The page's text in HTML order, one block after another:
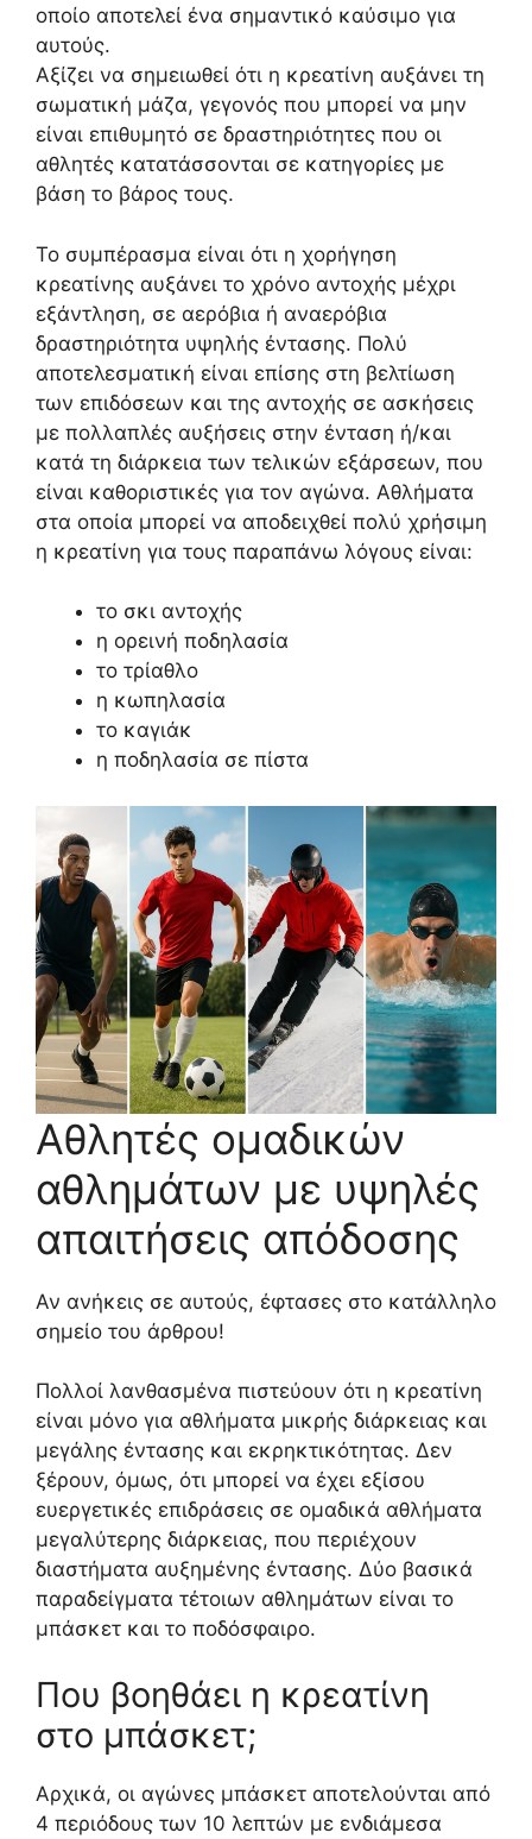
οποίο αποτελεί ένα σημαντικό καύσιμο για
αυτούς.
Αξίζει να σημειωθεί ότι η κρεατίνη αυξάνει τη
σωματική μάζα, γεγονός που μπορεί να μην
είναι επιθυμητό σε δραστηριότητες που οι
αθλητές κατατάσσονται σε κατηγορίες με
βάση το βάρος τους.
Το συμπέρασμα είναι ότι η χορήγηση
κρεατίνης αυξάνει το χρόνο αντοχής μέχρι
εξάντληση, σε αερόβια ή αναερόβια
δραστηριότητα υψηλής έντασης. Πολύ
αποτελεσματική είναι επίσης στη βελτίωση
των επιδόσεων και της αντοχής σε ασκήσεις
με πολλαπλές αυξήσεις στην ένταση ή/και
κατά τη διάρκεια των τελικών εξάρσεων, που
είναι καθοριστικές για τον αγώνα. Αθλήματα
στα οποία μπορεί να αποδειχθεί πολύ χρήσιμη
η κρεατίνη για τους παραπάνω λόγους είναι:
το σκι αντοχής
η ορεινή ποδηλασία
το τρίαθλο
η κωπηλασία
το καγιάκ
η ποδηλασία σε πίστα
Αθλητές ομαδικών
αθλημάτων με υψηλές
απαιτήσεις απόδοσης
Αν ανήκεις σε αυτούς, έφτασες στο κατάλληλο
σημείο του άρθρου!
Πολλοί λανθασμένα πιστεύουν ότι η κρεατίνη
είναι μόνο για αθλήματα μικρής διάρκειας και
μεγάλης έντασης και εκρηκτικότητας. Δεν
ξέρουν, όμως, ότι μπορεί να έχει εξίσου
ευεργετικές επιδράσεις σε ομαδικά αθλήματα
μεγαλύτερης διάρκειας, που περιέχουν
διαστήματα αυξημένης έντασης. Δύο βασικά
παραδείγματα τέτοιων αθλημάτων είναι το
μπάσκετ και το ποδόσφαιρο.
Που βοηθάει η κρεατίνη
στο μπάσκετ;
Αρχικά, οι αγώνες μπάσκετ αποτελούνται από
4 περιόδους των 10 λεπτών με ενδιάμεσα